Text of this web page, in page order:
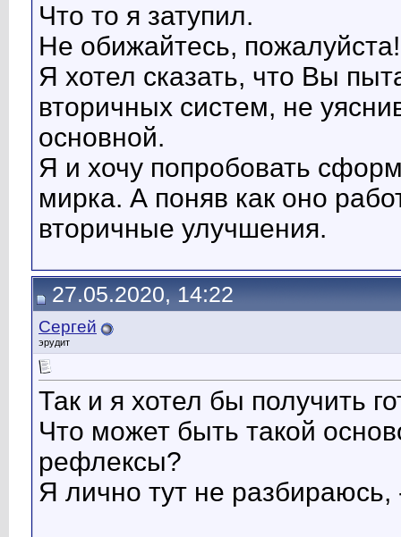
Что то я затупил.
Не обижайтесь, пожалуйста!
Я хотел сказать, что Вы
вторичных систем, не
основной.
Я и хочу попробовать
мирка. А поняв как оно
вторичные улучшения.
27.05.2020, 14:22
Сергей
эрудит
Так и я хотел бы получить
Что может быть такой
рефлексы?
Я лично тут не